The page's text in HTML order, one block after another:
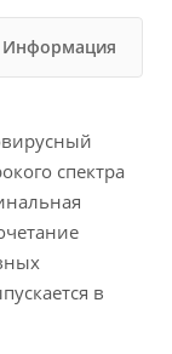
Информация
спектра
в